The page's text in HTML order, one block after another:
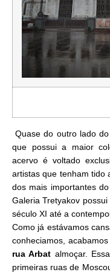
Quase do outro lado
que possui a maior
acervo é voltado
artistas que tenham tido
dos mais importantes
Galeria Tretyakov
século XI até a
Como já estávamos
conheciamos,
rua Arbat almoçar.
primeiras ruas de